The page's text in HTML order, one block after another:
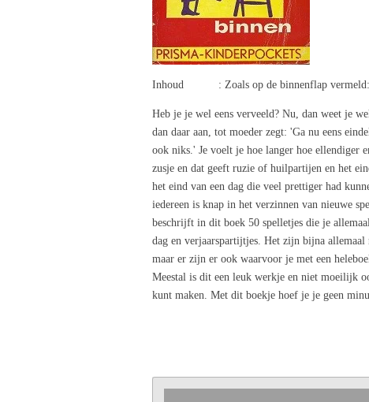
Inhoud : Zoals op de binnenflap vermeld:
Heb je je wel eens verveeld? Nu, dan weet je
dan daar aan, tot moeder zegt: 'Ga nu eens
ook niks.' Je voelt je hoe langer hoe ellendiger
zusje en dat geeft ruzie of huilpartijen en het
het eind van een dag die veel prettiger had
iedereen is knap in het verzinnen van nieuwe
beschrijft in dit boek 50 spelletjes die je
dag en verjaarspartijtjes. Het zijn bijna
maar er zijn er ook waarvoor je met een
Meestal is dit een leuk werkje en niet moeilijk
kunt maken. Met dit boekje hoef je je geen